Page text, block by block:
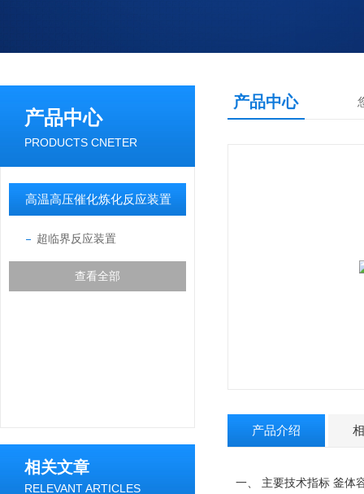
产品中心
PRODUCTS CNETER
高温高压催化炼化反应装置
超临界反应装置
查看全部
相关文章
RELEVANT ARTICLES
产品中心
产品介绍
一、 主要技术指标 釜体